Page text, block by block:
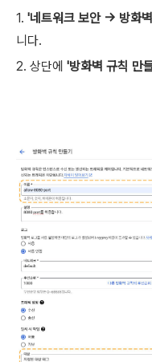
1. '네트워크 보안 -> 방화
니다.
2. 상단에 '방화벽 규칙 만